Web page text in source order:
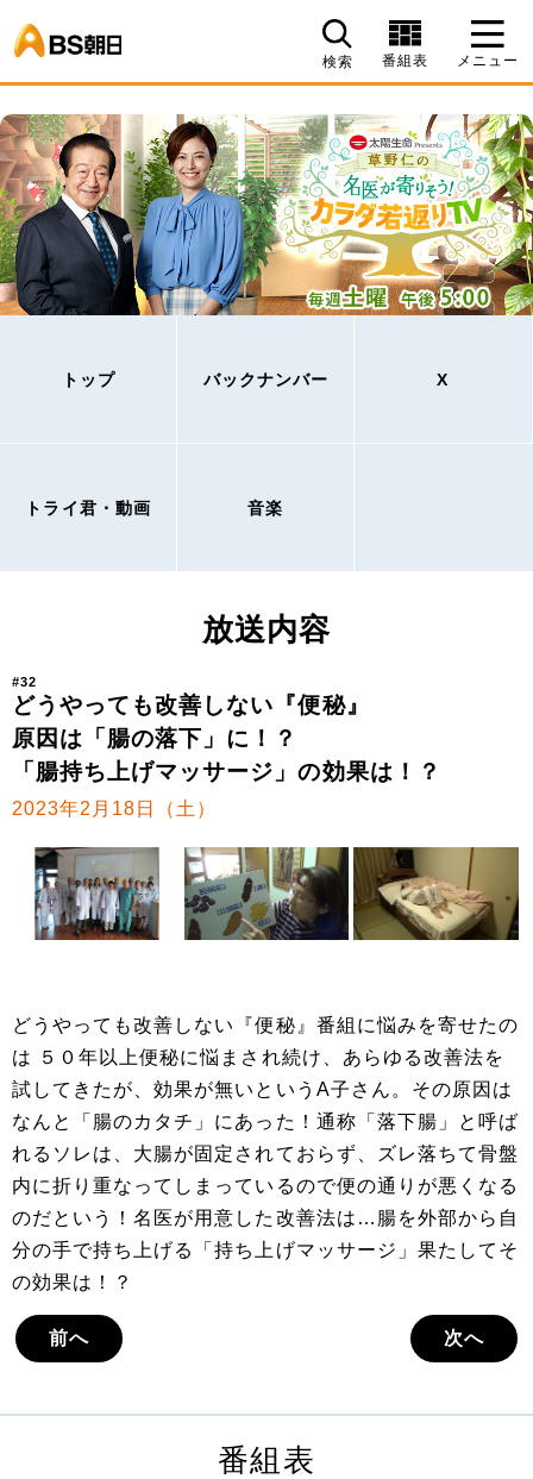
検索 番組表 メニュー
トップ バックナンバー X
トライ君・動画 音楽
放送内容
#32
どうやっても改善しない『便秘』
原因は「腸の落下」に！？
「腸持ち上げマッサージ」の効果は！？
2023年2月18日（土）
どうやっても改善しない『便秘』番組に悩みを寄せたの
は ５０年以上便秘に悩まされ続け、あらゆる改善法を
試してきたが、効果が無いというA子さん。その原因は
なんと「腸のカタチ」にあった！通称「落下腸」と呼ば
れるソレは、大腸が固定されておらず、ズレ落ちて骨盤
内に折り重なってしまっているので便の通りが悪くなる
のだという！名医が用意した改善法は…腸を外部から自
分の手で持ち上げる「持ち上げマッサージ」果たしてそ
の効果は！？
前へ 次へ
番組表